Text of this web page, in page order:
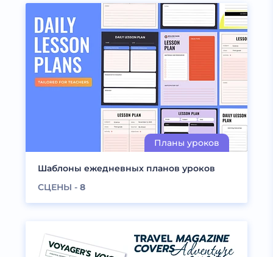
Шаблоны ежедневных планов уроков
СЦЕНЫ - 8